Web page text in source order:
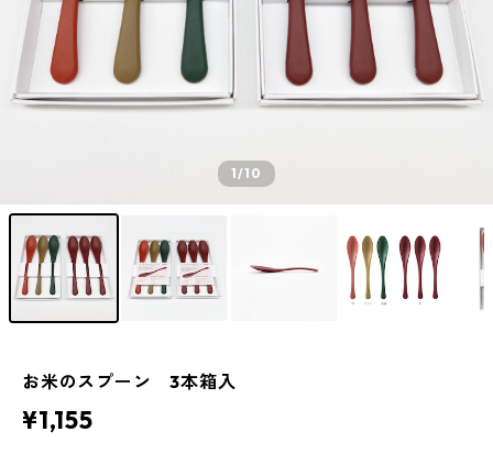
1/10
お米のスプーン 3本箱入
¥1,155